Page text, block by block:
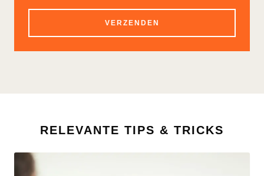
RELEVANTE TIPS & TRICKS